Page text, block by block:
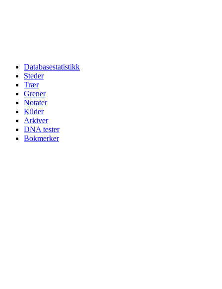
Databasestatistikk
Steder
Trær
Grener
Notater
Kilder
Arkiver
DNA tester
Bokmerker